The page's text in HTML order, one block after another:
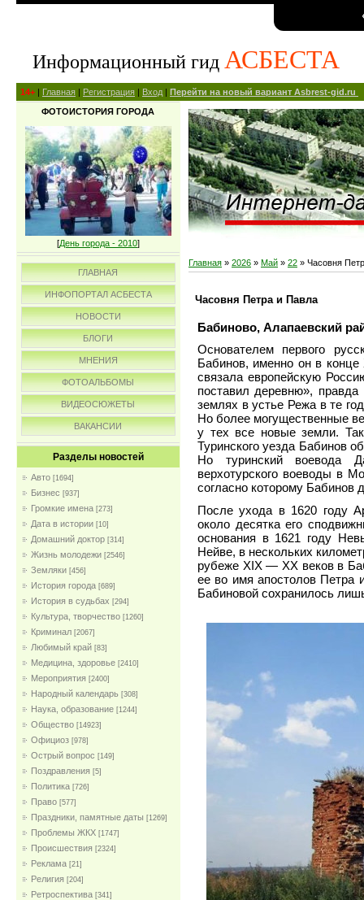
Информационный гид АСБЕСТА
14+ | Главная | Регистрация | Вход | Перейти на новый вариант Asbrest-gid.ru
ФОТОИСТОРИЯ ГОРОДА
[День города - 2010]
ГЛАВНАЯ
ИНФОПОРТАЛ АСБЕСТА
НОВОСТИ
БЛОГИ
МНЕНИЯ
ФОТОАЛЬБОМЫ
ВИДЕОСЮЖЕТЫ
ВАКАНСИИ
Разделы новостей
Авто [1694]
Бизнес [937]
Громкие имена [273]
Дата в истории [10]
Домашний доктор [314]
Жизнь молодежи [2546]
Земляки [456]
История города [689]
История в судьбах [294]
Культура, творчество [1260]
Криминал [2067]
Любимый край [83]
Медицина, здоровье [2410]
Мероприятия [2400]
Народный календарь [308]
Наука, образование [1244]
Общество [14923]
Официоз [978]
Острый вопрос [149]
Поздравления [5]
Политика [726]
Право [577]
Праздники, памятные даты [1269]
Проблемы ЖКХ [1747]
Проиcшествия [2324]
Реклама [21]
Религия [204]
Ретроспектива [341]
Главная » 2026 » Май » 22 » Часовня
Часовня Петра и Павла
Бабиново, Алапаевский
Основателем первого
Бабинов, именно он в конце
связала европейскую
поставил деревню»,
землях в устье Режа в те
Но более могущественные
у тех все новые земли.
Туринского уезда Бабинов
Но туринский воевода
верхотурского воеводы в
согласно которому
После ухода в 1620 году
около десятка его
основания в 1621 году
Нейве, в нескольких
рубеже XIX — XX веков в
ее во имя апостолов Петра
Бабиновой сохранилось